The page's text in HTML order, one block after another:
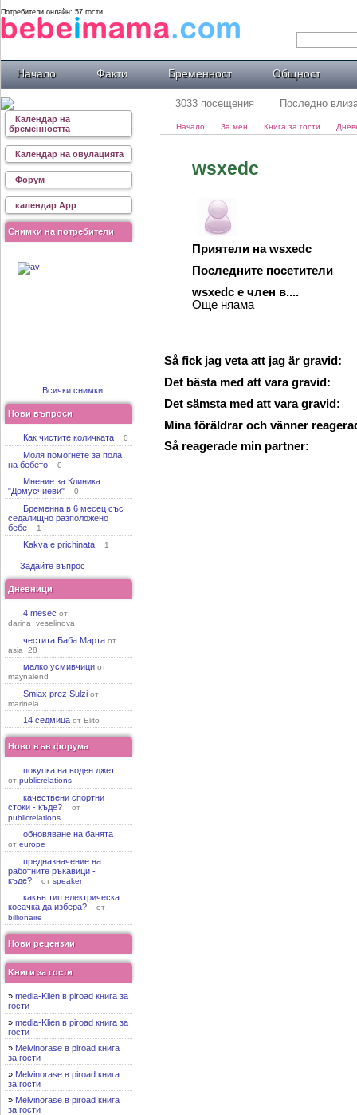
Потребители онлайн: 57 гости
Начало Факти Бременност Общност
3033 посещения Последно
Начало За мен Книга за гости
wsxedc
Приятели на wsxedc
Последните посетители
wsxedc е член в....
Още няама
Så fick jag veta att jag är gravid:
Det bästa med att vara gravid:
Det sämsta med att vara gravid:
Mina föräldrar och vänner
Så reagerade min partner:
Календар на
бременността
Календар на овулацията
Форум
календар App
Снимки на потребители
Всички снимки
Нови въпроси
Как чистите количката 0
Моля помогнете за пола
на бебето
0
Мнение за Клиника
"Домусчиеви"
0
Бременна в 6 месец със
седалищно разположено
бебе
1
Kakva e prichinata 1
Задайте въпрос
Дневници
4 mesec от
darina_veselinova
честита Баба Марта от
asia_28
малко усмивчици от
maynalend
Smiax prez Sulziот
marinela
14 седмица от Elito
Ново във форума
покупка на воден джет
отpublicrelations
качествени спортни
стоки - къде?
от
publicrelations
обновяване на банята
отeurope
предназначение на
работните ръкавици -
къде?
отspeaker
какъв тип електрическа
косачка да избера?
от
billionaire
Нови рецензии
Kниги за гости
»media-Klien в piroad книга за
гости
»media-Klien в piroad книга за
гости
» Melvinorase в piroad книга
за гости
» Melvinorase в piroad книга
за гости
» Melvinorase в piroad книга
за гости